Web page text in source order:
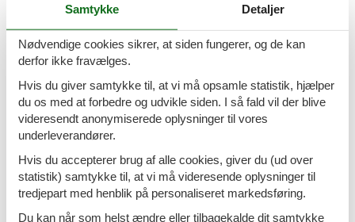
319-FI5070.619.1
4 personer
Sommerhus - 4 personer - 19650 -
Joutsa
Emne nr.:319-FI5070.604.1
4 personer
Sommerhus - 6 personer - 19650 -
Joutsa
Emne nr.:
319-FI5070.611.1
Samtykke Detaljer
Nødvendige cookies sikrer, at siden fungerer, og de kan
derfor ikke fravælges.
Hvis du giver samtykke til, at vi må opsamle statistik, hjælper
du os med at forbedre og udvikle siden. I så fald vil der blive
videresendt anonymiserede oplysninger til vores
underleverandører.
Hvis du accepterer brug af alle cookies, giver du (ud over
statistik) samtykke til, at vi må videresende oplysninger til
tredjepart med henblik på personaliseret markedsføring.
Du kan når som helst ændre eller tilbagekalde dit samtykke